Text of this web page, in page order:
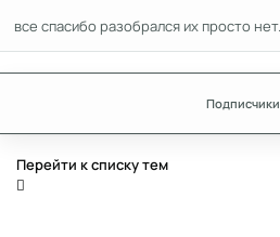
все спасибо разобрался их просто нет.
Подписчики
Перейти к списку тем